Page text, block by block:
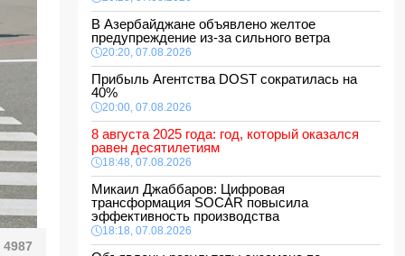
4987
В Азербайджане объявлено желтое
предупреждение из-за сильного ветра
20:20, 07.08.2026
Прибыль Агентства DOST сократилась на
40%
20:00, 07.08.2026
8 августа 2025 года: год, который оказался
равен десятилетиям
18:48, 07.08.2026
Микаил Джаббаров: Цифровая
трансформация SOCAR повысила
эффективность производства
18:18, 07.08.2026